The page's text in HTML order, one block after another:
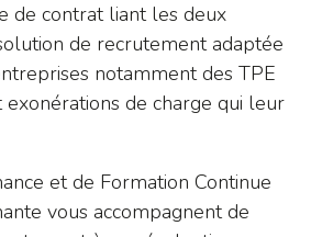
de contrat liant les deux
de recrutement adaptée
notamment des TPE
de charge qui leur
et de Formation Continue
vous accompagnent de